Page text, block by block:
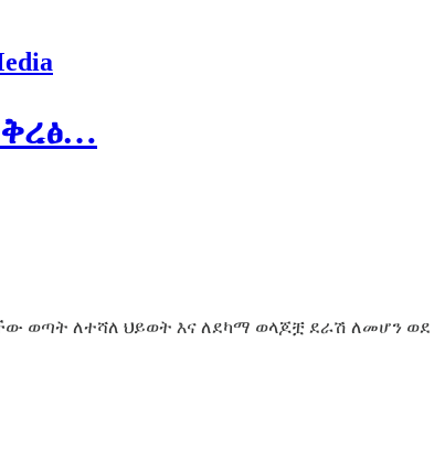
ወጣት ለተሻለ ህይወት እና ለደካማ ወላጆቿ ደራሽ ለመሆን ወደ